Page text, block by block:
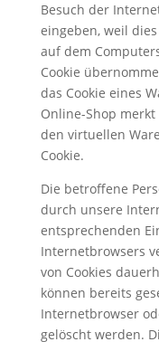
Besuch der
eingeben, weil
auf dem
Cookie
das Cookie eines
Online-Shop
den virtuellen
Cookie.
Die betroffene
durch unsere
entsprechenden
Internetbrowsers
von Cookies
können bereits
Internetbrowser
gelöscht werden.